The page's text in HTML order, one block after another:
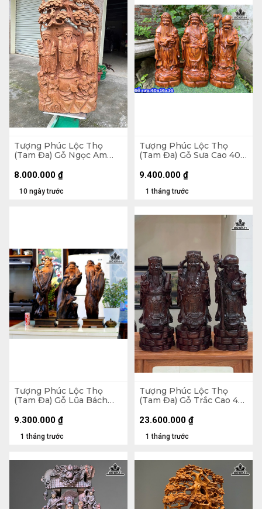
Tượng Phúc Lộc Thọ
(Tam Đa) Gỗ Ngọc Am
(cm)
10 ngày trước
8.000.000 ₫
Tượng Phúc Lộc Thọ
(Tam Đa) Gỗ Sưa Cao 40
1 tháng trước
9.400.000 ₫
Tượng Phúc Lộc Thọ
(Tam Đa) Gỗ Lũa Bách
Ngang 23 Sâu 16 (cm) - Kỷ
1 tháng trước
9.300.000 ₫
Tượng Phúc Lộc Thọ
(Tam Đa) Gỗ Trắc Cao 48
17kg
1 tháng trước
23.600.000 ₫